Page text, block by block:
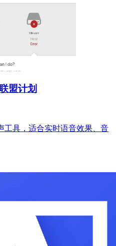
盟计划
工具，适合实时语音效果、音